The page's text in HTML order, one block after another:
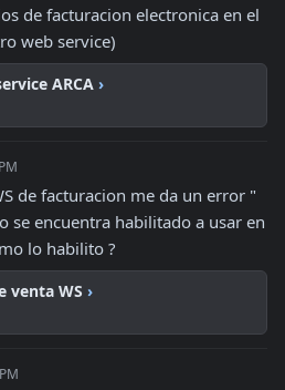
de facturacion electronica en el
web service)
ARCA ›
de facturacion me da un error "
se encuentra habilitado a usar en
lo habilito ?
venta WS ›